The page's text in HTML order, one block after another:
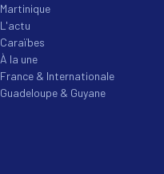
Martinique
L'actu
Caraïbes
À la une
France & Internationale
Guadeloupe & Guyane